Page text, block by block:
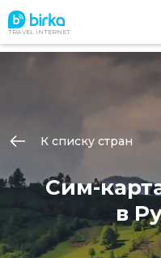
TRAVEL INTERNET
К списку стран
Сим-
в